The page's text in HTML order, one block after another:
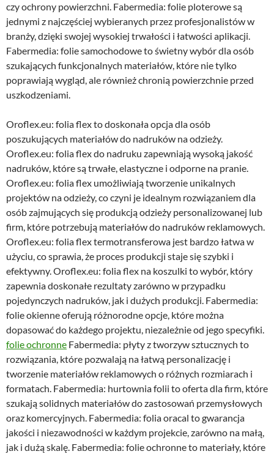
czy ochrony powierzchni. Fabermedia: folie ploterowe​ są
jednymi z najczęściej wybieranych przez profesjonalistów w
branży, dzięki swojej wysokiej trwałości i łatwości aplikacji.
Fabermedia: folie samochodowe​ to świetny wybór dla osób
szukających funkcjonalnych materiałów, które nie tylko
poprawiają wygląd, ale również chronią powierzchnie przed
uszkodzeniami.
Oroflex.eu: folia flex to doskonała opcja dla osób
poszukujących materiałów do nadruków na odzieży.
Oroflex.eu: folia flex do nadruku zapewniają wysoką jakość
nadruków, które są trwałe, elastyczne i odporne na pranie.
Oroflex.eu: folia flex umożliwiają tworzenie unikalnych
projektów na odzieży, co czyni je idealnym rozwiązaniem dla
osób zajmujących się produkcją odzieży personalizowanej lub
firm, które potrzebują materiałów do nadruków reklamowych.
Oroflex.eu: folia flex termotransferowa jest bardzo łatwa w
użyciu, co sprawia, że proces produkcji staje się szybki i
efektywny. Oroflex.eu: folia flex na koszulki to wybór, który
zapewnia doskonałe rezultaty zarówno w przypadku
pojedynczych nadruków, jak i dużych produkcji. Fabermedia:
folie okienne​ oferują różnorodne opcje, które można
dopasować do każdego projektu, niezależnie od jego specyfiki.
folie ochronne Fabermedia: płyty z tworzyw sztucznych​ to
rozwiązania, które pozwalają na łatwą personalizację i
tworzenie materiałów reklamowych o różnych rozmiarach i
formatach. Fabermedia: hurtownia folii​ to oferta dla firm, które
szukają solidnych materiałów do zastosowań przemysłowych
oraz komercyjnych. Fabermedia: folia oracal to gwarancja
jakości i niezawodności w każdym projekcie, zarówno na małą,
jak i dużą skalę. Fabermedia: folie ochronne​ to materiały, które